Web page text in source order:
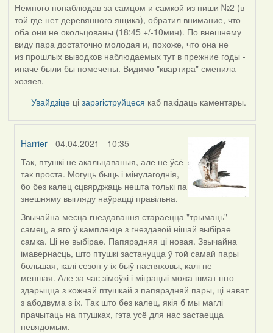
Немного понаблюдав за самцом и самкой из ниши №2 (в
той где нет деревянного ящика), обратил внимание, что
оба они не окольцованы (18:45 +/-10мин). По внешнему
виду пара достаточно молодая и, похоже, что она не
из прошлых выводков наблюдаемых тут в прежние годы -
иначе были бы помечены. Видимо "квартира" сменила
хозяев.
Увайдзіце цізарэгіструйцеся каб пакідаць каментары.
Harrier - 04.04.2021 - 10:35
In
reply
to
by
ZNR
Так, птушкі не акальцаваныя, але не ўсё
так проста. Могуць быць і мінулагоднія,
бо без калец сцвярджаць нешта толькі па
знешняму выгляду наўрацці правільна.
Звычайна месца гнездавання стараецца "трымаць"
самец, а яго ў камплекце з гнездавой нішай выбірае
самка. Ці не выбірае. Папярэдняя ці новая. Звычайна
імавернасць, што птушкі застануцца ў той самай пары
большая, калі сезон у іх быў паспяховы, калі не -
меншая. Але за час зімоўкі і міграцыі можа шмат што
здарыцца з кожнай птушкай з папярэдняй пары, ці нават
з абодвума з іх. Так што без калец, якія б мы маглі
прачытаць на птушках, гэта усё для нас застаецца
невядомым.